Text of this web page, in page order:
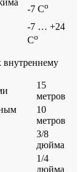
-7 Co
-7 … +24
Co
внутреннему
15
метров
10
метров
3/8
дюйма
1/4
дюйма